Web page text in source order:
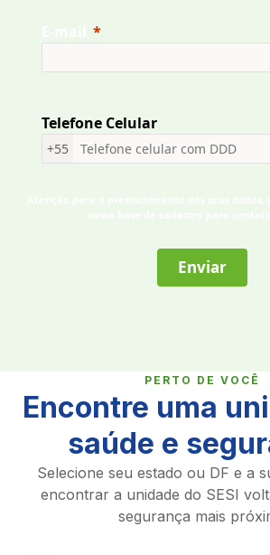
Telefone Celular
+55
Enviar
PERTO DE VOCÊ
Encontre uma
saúde e
Selecione seu estado ou DF e a
encontrar a unidade do SESI
segurança mais